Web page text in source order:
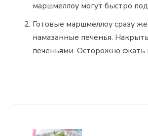
маршмеллоу могут быстро
Готовые маршмеллоу сразу же
намазанные печенья.
печеньями. Осторожно сжать